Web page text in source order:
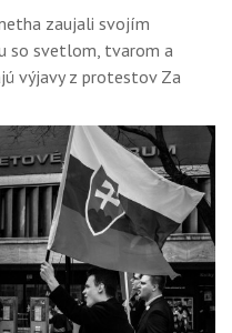
zaujali svojím
so svetlom, tvarom a
výjavy z protestov Za